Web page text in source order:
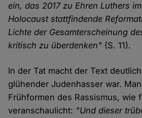
ein, das 2017 zu Ehren Luthers
Holocaust stattfindende
Lichte der Gesamterscheinung
kritisch zu überdenken" (S. 11).
In der Tat macht der Text
glühender Judenhasser war.
Frühformen des Rassismus, wie
veranschaulicht: "Und dieser